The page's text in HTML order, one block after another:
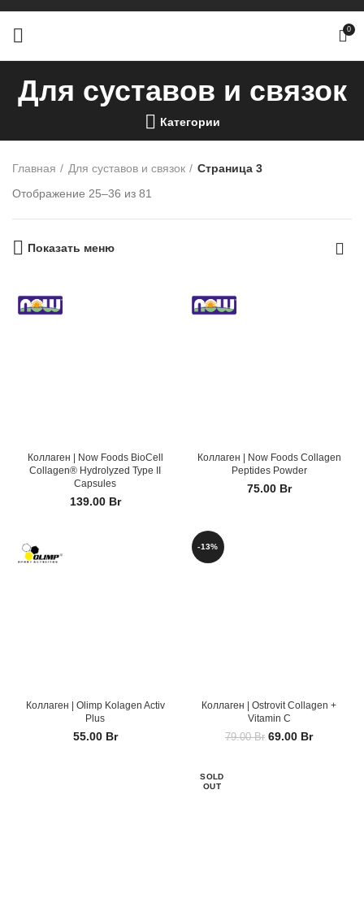
0
Для суставов и связок
Категории
Главная Для суставов и связок
Страница 3
Отображение 25–36 из 81
Показать меню
Коллаген | Now Foods BioCell
Collagen® Hydrolyzed Type II
Capsules
139.00 Br
Коллаген | Now Foods Collagen
Peptides Powder
75.00 Br
Коллаген | Olimp Kolagen Activ
Plus
55.00 Br
-13%
Коллаген | Ostrovit Collagen +
Vitamin C
79.00Br 69.00 Br
SOLD
OUT